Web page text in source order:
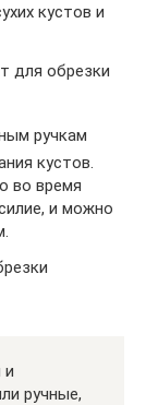
кустов и
для обрезки
ручкам
кустов.
во время
и можно
и
ручные,